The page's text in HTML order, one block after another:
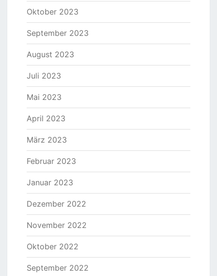
Oktober 2023
September 2023
August 2023
Juli 2023
Mai 2023
April 2023
März 2023
Februar 2023
Januar 2023
Dezember 2022
November 2022
Oktober 2022
September 2022